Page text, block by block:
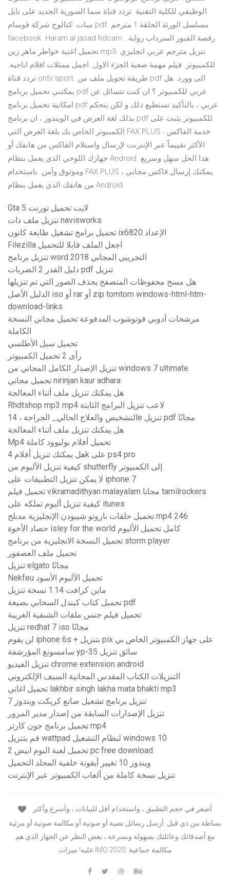
الوظيفي للكلية التقنية. تردد قناة سما السورية الجديد على نايل
سات. كتالوج شركة فوسام pdf. مسلسل الورثة الحلقة 1 مترجم
facebook. Haram al jasad hdcam. رقصة القبور السرداب رواية.
تحميل اغنية خواطر ماهر زين mp3. تنزيل مترجم عربي انجليزي
للكمبيوتر. فيلم مهمة صعبة الجزء الاول. اجمل ممثلات افلام اباحيه.
تردد قناة ontv sport. طريقة تحويل ملف من pdf الى وورد. هل
يمكنني تحميل برنامج pdf عربي للكمبيوتر ؟ ان كنت تتسائل عن
امكانية تحميل برنامج pdf عربي ، بالتأكيد تستطيع ذلك و لكن يتحكم
بذلك لغة العرض في الويندوز ، ان برنامج pdf للكمبيوتر يثبت على
الكمبيوتر الخاص بك بلغة العرض التي FAX.PLUS - خدمة الفاكس
الأكثر تقييماً عبر الإنترنت لإرسال واستلام الفاكس من هاتفك أو
جهازك اللوحي الذي يعمل بنظام Android. هذا الحل سهل وسريع
وموثوق وآمن. باستخدام FAX.PLUS ، يمكنك إرسال فاكس مجاني
من هاتفك الذي يعمل بنظام Android
Gta 5 لايت تحميل تورنت
تنزيل ملف دات navisworks
تحميل برامج تشغيل طابعة كانون ix6820 الإعداد
Filezilla اجعل الملف قابلا للتحميل
تنزيل برنامج word التجريبي المجاني 2018
دليل القدر 2 الضربات pdf تنزيل
هل مسح محفوظات المتصفح يحذف الصور التي تم تنزيلها
الدليل الأصل iso أو rar أو zip tomtom windows-html-htm-
download-links
مرشحات أدوبي فوتوشوب المدفوعة تحميل مجاني النسخة
الكاملة
تحميل سيل الأطلسي
رأى 2 تحميل الكمبيوتر
تنزيل الإصدار الكامل المجاني من windows 7 ultimate
تحميل مجاني nirinjan kaur adhara
هل يمكنك تنزيل ملف أثناء المعالجة
Rhdtshop mp3 mp4 لاعب تنزيل البرامج الثابتة
التشخيص والعلاج الحالي_ الجراحة ، 14e تنزيل pdf مجانًا
هل يمكنك تنزيل ملف أثناء المعالجة
Mp4 تحميل أفلام بوليوود كاملة
هل يمكنك تنزيل أفلام 4k على ps4 pro
كيفية تنزيل الألبوم من shutterfly إلى الكمبيوتر
لا يمكن تنزيل التطبيقات على iphone 7
تحميل فيلم vikramadithyan malayalam مجانا tamilrockers
كيفية تنزيل ألبوم تملكه على itunes
تحميل حلقات ناروتو شيبودن الإنجليزية مدبلج mp4 246
حصاد الأخوة isley for the world كامل تحميل الألبوم
تحميل النسخة الانجليزية من برنامج storm player
تحميل ملف العصفور
تنزيل elgato مجانًا
Nekfeu تحميل الألبوم الأسود
ماين كرافت 1.14 نسخة تنزيل
تحميل كتاب كيندل السحابي بصيغة pdf
تحميل فيلم جنس ملفات الشبقية الغريبة
تنزيل redhat 7 iso مجانًا
لن يقوم iphone 6s + بتنزيل pix على جهاز الكمبيوتر الخاص بي
سامسونغ المؤرشفة yp-35 سائق تنزيل
تنزيل الفيديو chrome extension android
التنزيلات الكتاب المقدس المجانية السيف الإلكتروني
تحميل اغاني lakhbir singh lakha mata bhakti mp3
تنزيل برنامج تشغيل صانع كريكت ويندوز 7
تنزيل الإصدارات السابقة من إصدار مدير المرور
تحميل برنامج جون كارتر mp4
قم بتنزيل wattpad لنظام التشغيل windows 10
تحميل لعبة البوم ابيض 2 pc free download
ويندوز 10 تغيير أيقونة خلفية المجلد التحميل
تنزيل نسخة كاملة من ألعاب الكمبيوتر عبر الإنترنت
بساطة من ذي قبل. أرسل رسائل نصية أو صوتية أو مكالمة صوتية أو مرئية
مع أصدقائك وعائلتك بسهولة وبسرعة ، بغض النظر عن الجهاز الذي هم
عليه! ميزات IMO 2020: مكالمة جماعية